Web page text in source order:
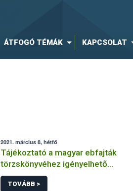
ÁTFOGÓ TÉMÁK KAPCSOLAT
2021. március 8, hétfő
Tájékoztató a magyar ebfajták
törzskönyvéhez igényelhető
támogatás ügyintézési folyamatáról
TOVÁBB >